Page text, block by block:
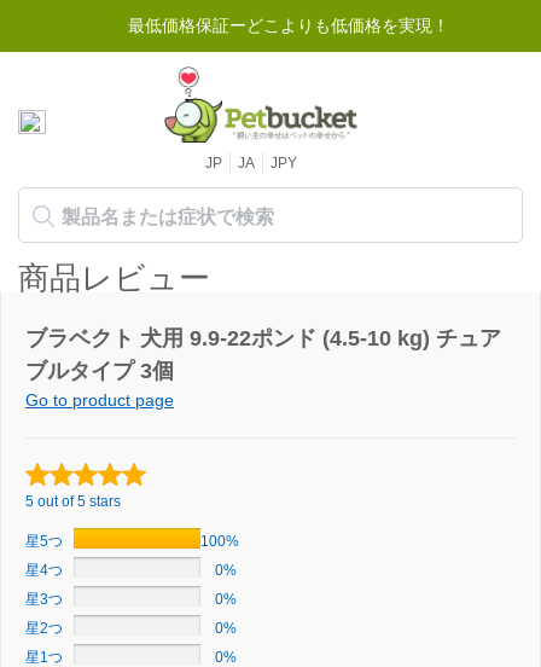
最低価格保証ーどこよりも低価格を実現！
JP JA JPY
商品レビュー
ブラベクト 犬用 9.9-22ポンド (4.5-10 kg) チュア
ブルタイプ 3個
Go to product page
5 out of 5 stars
星5つ
100%
星4つ
0%
星3つ
0%
星2つ
0%
星1つ
0%